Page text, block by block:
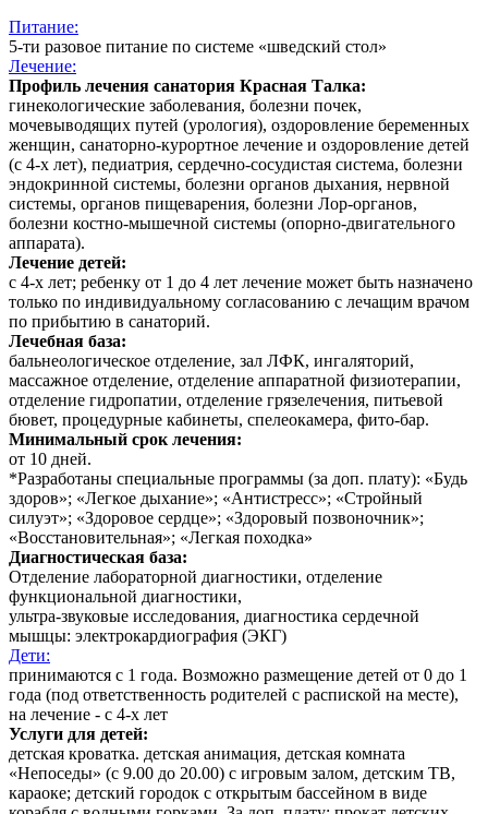
Питание:
5-ти разовое питание по системе «шведский стол»
Лечение:
Профиль лечения санатория Красная Талка:
гинекологические заболевания, болезни почек,
мочевыводящих путей (урология), оздоровление беременных
женщин, санаторно-курортное лечение и оздоровление детей
(с 4-х лет), педиатрия, сердечно-сосудистая система, болезни
эндокринной системы, болезни органов дыхания, нервной
системы, органов пищеварения, болезни Лор-органов,
болезни костно-мышечной системы (опорно-двигательного
аппарата).
Лечение детей:
c 4-х лет; ребенку от 1 до 4 лет лечение может быть назначено
только по индивидуальному согласованию с лечащим врачом
по прибытию в санаторий.
Лечебная база:
бальнеологическое отделение, зал ЛФК, ингаляторий,
массажное отделение, отделение аппаратной физиотерапии,
отделение гидропатии, отделение грязелечения, питьевой
бювет, процедурные кабинеты, спелеокамера, фито-бар.
Минимальный срок лечения:
от 10 дней.
*Разработаны специальные программы (за доп. плату): «Будь
здоров»; «Легкое дыхание»; «Антистресс»; «Стройный
силуэт»; «Здоровое сердце»; «Здоровый позвоночник»;
«Восстановительная»; «Легкая походка»
Диагностическая база:
Отделение лабораторной диагностики, отделение
функциональной диагностики,
ультра-звуковые исследования, диагностика сердечной
мышцы: электрокардиография (ЭКГ)
Дети:
принимаются с 1 года. Возможно размещение детей от 0 до 1
года (под ответственность родителей с распиской на месте),
на лечение - с 4-х лет
Услуги для детей:
детская кроватка. детская анимация, детская комната
«Непоседы» (с 9.00 до 20.00) с игровым залом, детским ТВ,
караоке; детский городок с открытым бассейном в виде